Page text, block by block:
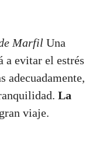
Marfil Una
a evitar el estrés
adecuadamente,
La
viaje.